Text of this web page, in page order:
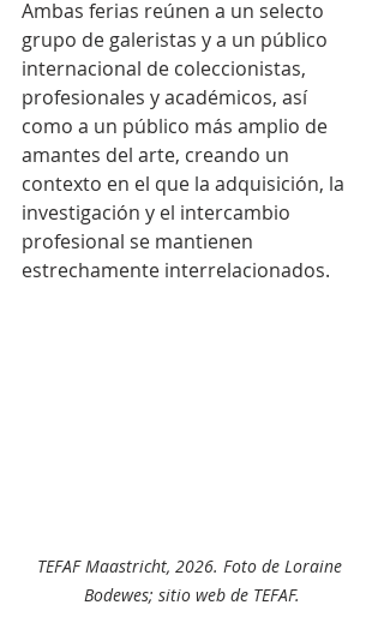
Ambas ferias reúnen a un selecto
grupo de galeristas y a un público
internacional de coleccionistas,
profesionales y académicos, así
como a un público más amplio de
amantes del arte, creando un
contexto en el que la adquisición, la
investigación y el intercambio
profesional se mantienen
estrechamente interrelacionados.
TEFAF Maastricht, 2026. Foto de Loraine
Bodewes; sitio web de TEFAF.